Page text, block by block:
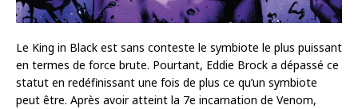
Le King in Black est sans conteste le symbiote le plus puissant
en termes de force brute. Pourtant, Eddie Brock a dépassé ce
statut en redéfinissant une fois de plus ce qu’un symbiote
peut être. Après avoir atteint la 7e incarnation de Venom,